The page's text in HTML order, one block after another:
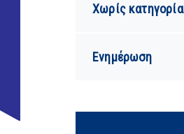
Χωρίς κατηγορία
Ενημέρωση